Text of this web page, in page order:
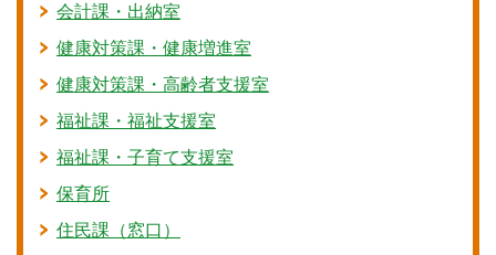
会計課・出納室
健康対策課・健康増進室
健康対策課・高齢者支援室
福祉課・福祉支援室
福祉課・子育て支援室
保育所
住民課（窓口）